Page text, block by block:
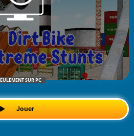
SUR PC
Jouer